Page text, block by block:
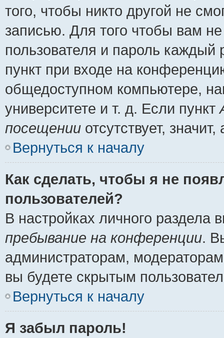
того, чтобы никто другой не
записью. Для того чтобы вам
пользователя и пароль
пункт при входе на
общедоступном компьютере,
университете и т. д. Если пункт
посещении отсутствует,
Вернуться к началу
Как сделать, чтобы я не
пользователей?
В настройках личного
пребывание на конференции.
администраторам,
вы будете скрытым
Вернуться к началу
Я забыл пароль!